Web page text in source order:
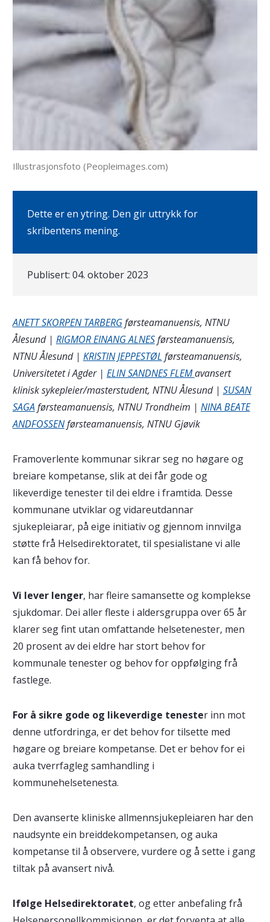
Illustrasjonsfoto (Peopleimages.com)
Dette er en ytring. Den gir uttrykk for
skribentens mening.
Publisert: 04. oktober 2023
ANETT SKORPEN TARBERGførsteamanuensis, NTNU
Ålesund | RIGMOR EINANG ALNESførsteamanuensis,
NTNU Ålesund | KRISTIN JEPPESTØL førsteamanuensis,
Universitetet i Agder | ELIN SANDNES FLEMavansert
klinisk sykepleier/masterstudent, NTNU Ålesund | SUSAN
SAGAførsteamanuensis, NTNU Trondheim | NINA BEATE
ANDFOSSENførsteamanuensis, NTNU Gjøvik
Framoverlente kommunar sikrar seg no høgare og
breiare kompetanse, slik at dei får gode og
likeverdige tenester til dei eldre i framtida. Desse
kommunane utviklar og vidareutdannar
sjukepleiarar, på eige initiativ og gjennom innvilga
støtte frå Helsedirektoratet, til spesialistane vi alle
kan få behov for.
Vi lever lenger, har fleire samansette og komplekse
sjukdomar. Dei aller fleste i aldersgruppa over 65 år
klarer seg fint utan omfattande helsetenester, men
20 prosent av dei eldre har stort behov for
kommunale tenester og behov for oppfølging frå
fastlege.
For å sikre gode og likeverdige tenester inn mot
denne utfordringa, er det behov for tilsette med
høgare og breiare kompetanse. Det er behov for ei
auka tverrfagleg samhandling i
kommunehelsetenesta.
Den avanserte kliniske allmennsjukepleiaren har den
naudsynte ein breiddekompetansen, og auka
kompetanse til å observere, vurdere og å sette i gang
tiltak på avansert nivå.
Ifølge Helsedirektoratet, og etter anbefaling frå